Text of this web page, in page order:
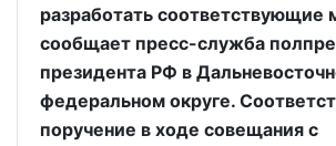
разработать соответствующие
сообщает пресс-служба
президента РФ в
федеральном округе.
поручение в ходе совещания с